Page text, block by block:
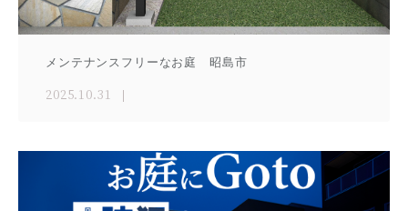
メンテナンスフリーなお庭 昭島市
2025.10.31